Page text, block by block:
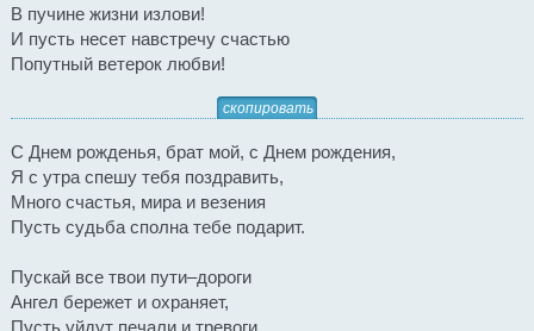
В пучине жизни излови!
И пусть несет навстречу счастью
Попутный ветерок любви!
скопировать
С Днем рожденья, брат мой, с Днем рождения,
Я с утра спешу тебя поздравить,
Много счастья, мира и везения
Пусть судьба сполна тебе подарит.
Пускай все твои пути–дороги
Ангел бережет и охраняет,
Пусть уйдут печали и тревоги,